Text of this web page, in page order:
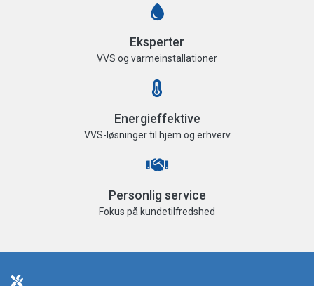
Eksperter
VVS og varmeinstallationer
Energieffektive
VVS-løsninger til hjem og erhverv
Personlig service
Fokus på kundetilfredshed